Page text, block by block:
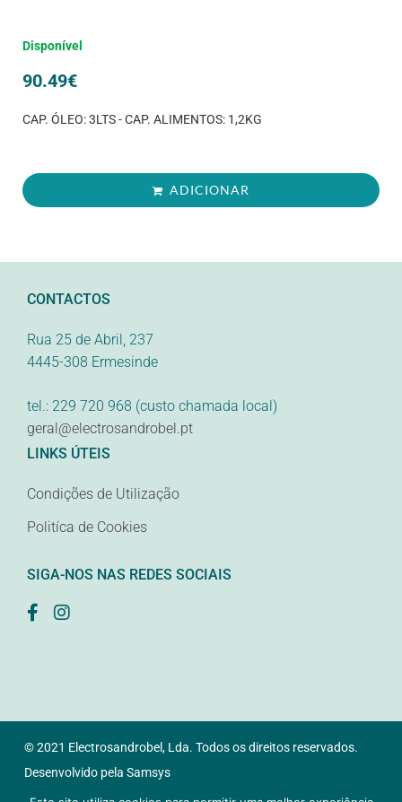
Disponível
90.49€
CAP. ÓLEO: 3LTS - CAP. ALIMENTOS: 1,2KG
ADICIONAR
CONTACTOS
Rua 25 de Abril, 237
4445-308 Ermesinde
tel.: 229 720 968 (custo chamada local)
geral@electrosandrobel.pt
LINKS ÚTEIS
Condições de Utilização
Politíca de Cookies
SIGA-NOS NAS REDES SOCIAIS
© 2021 Electrosandrobel, Lda. Todos os direitos reservados.
Desenvolvido pela Samsys